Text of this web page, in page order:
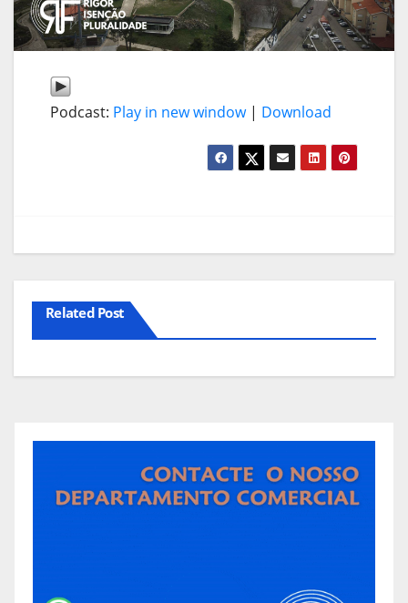
Podcast: Play in new window| Download
Related Post